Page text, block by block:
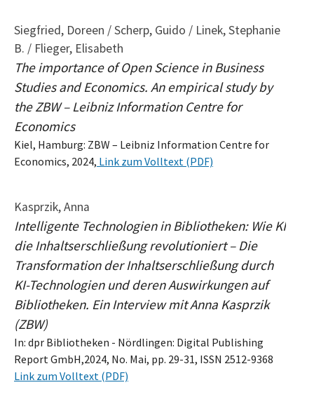
Siegfried, Doreen / Scherp, Guido / Linek, Stephanie
B. / Flieger, Elisabeth
The importance of Open Science in Business
Studies and Economics. An empirical study by
the ZBW – Leibniz Information Centre for
Economics
Kiel, Hamburg: ZBW – Leibniz Information Centre for
Economics, 2024, Link zum Volltext (PDF)
Kasprzik, Anna
Intelligente Technologien in Bibliotheken: Wie KI
die Inhaltserschließung revolutioniert – Die
Transformation der Inhaltserschließung durch
KI-Technologien und deren Auswirkungen auf
Bibliotheken. Ein Interview mit Anna Kasprzik
(ZBW)
In: dpr Bibliotheken - Nördlingen: Digital Publishing
Report GmbH,2024, No. Mai, pp. 29-31, ISSN 2512-9368
Link zum Volltext (PDF)